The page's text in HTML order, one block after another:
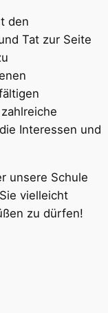
den
Tat zur Seite
Interessen und
unsere Schule
vielleicht
zu dürfen!